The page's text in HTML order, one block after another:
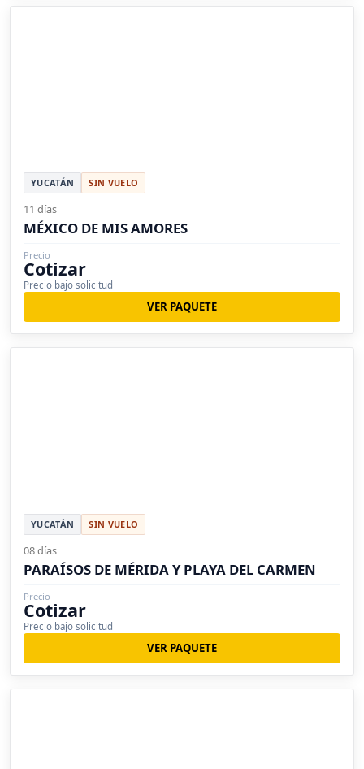
YUCATÁN SIN VUELO
11 días
MÉXICO DE MIS AMORES
Precio
Cotizar
Precio bajo solicitud
VER PAQUETE
YUCATÁN SIN VUELO
08 días
PARAÍSOS DE MÉRIDA Y PLAYA DEL CARMEN
Precio
Cotizar
Precio bajo solicitud
VER PAQUETE